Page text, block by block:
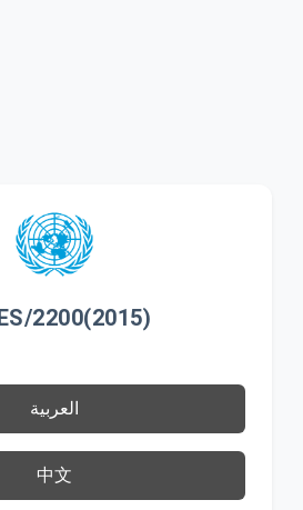
2200(2015)
العربية
中文